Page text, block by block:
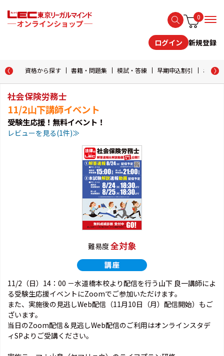
0
ログイン 新規登録
資格から探す 書籍・問題集 模試・答練 早期申込割引 おため
社会保険労務士
11/2山下講師イベント
受験生応援！無料イベント！
レビューを見る(1件)≫
難易度全対象
11/2（日）14：00 －水道橋本校より配信を行う山下 良一講師によ
る受験生応援イベントにZoomでご参加いただけます。
また、実施後の見逃しWeb配信（11月10日（月）配信開始）もご
ざいます。
当日のZoom配信＆見逃しWeb配信のご利用はオンラインスタデ
ィSPよりご受講ください。